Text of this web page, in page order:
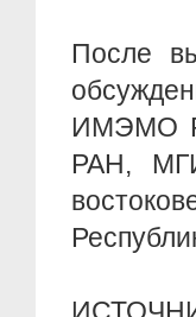
После
ИМЭМО
РАН,